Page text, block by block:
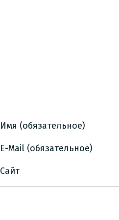
Имя (обязательное)
E-Mail (обязательное)
Сайт